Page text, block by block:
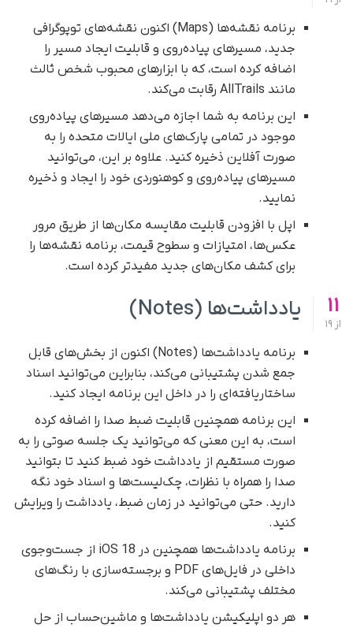
برنامه نقشه‌ها (Maps) اکنون نقشه‌های توپوگرافی
جدید، مسیرهای پیاده‌روی و قابلیت ایجاد مسیر را
اضافه کرده است، که با ابزارهای محبوب شخص ثالث
مانند AllTrails رقابت می‌کند.
این برنامه به شما اجازه می‌دهد مسیرهای پیاده‌روی
موجود در تمامی پارک‌های ملی ایالات متحده را به
صورت آفلاین ذخیره کنید. علاوه بر این، می‌توانید
مسیرهای پیاده‌روی و کوهنوردی خود را ایجاد و ذخیره
نمایید.
اپل با افزودن قابلیت مقایسه مکان‌ها از طریق مرور
عکس‌ها، امتیازات و سطوح قیمت، برنامه نقشه‌ها را
برای کشف مکان‌های جدید مفیدتر کرده است.
11
از
یادداشت‌ها (Notes)
برنامه یادداشت‌ها (Notes) اکنون از بخش‌های قابل
جمع شدن پشتیبانی می‌کند، بنابراین می‌توانید اسناد
ساختاریافته‌ای را در داخل این برنامه ایجاد کنید.
این برنامه همچنین قابلیت ضبط صدا را اضافه کرده
است، به این معنی که می‌توانید یک جلسه صوتی را به
صورت مستقیم از یادداشت خود ضبط کنید تا بتوانید
صدا را همراه با نظرات، چک‌لیست‌ها و اسناد خود نگه
دارید. حتی می‌توانید در زمان ضبط، یادداشت را ویرایش
کنید.
برنامه یادداشت‌ها همچنین در iOS 18 از جست‌وجوی
داخلی در فایل‌های PDF و برجسته‌سازی با رنگ‌های
مختلف پشتیبانی می‌کند.
هر دو اپلیکیشن یادداشت‌ها و ماشین‌حساب از حل